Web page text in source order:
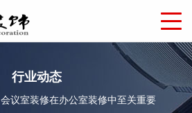
行业动态
会议室装修在办公室装修中至关重要